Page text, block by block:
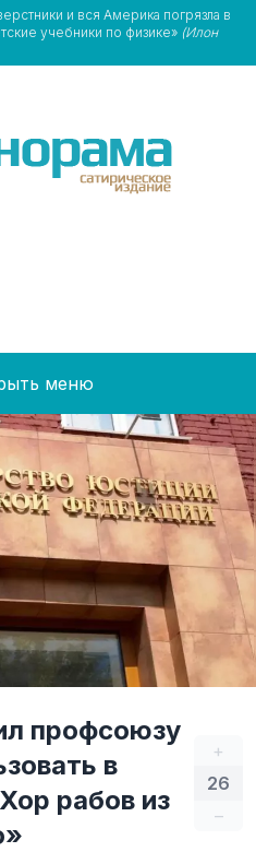
и вся Америка погрязла в
учебники по физике» (Илон
меню
+
26
–
профсоюзу
в
рабов из